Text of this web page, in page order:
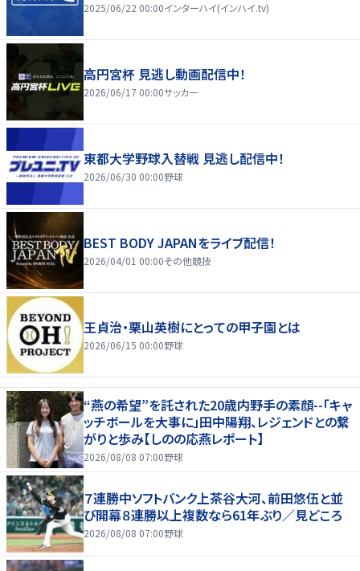
2025/06/22 00:00インターハイ(インハイ.tv)
高円宮杯 見逃し動画配信中！
2026/06/17 00:00サッカー
東都大学野球入替戦 見逃し配信中！
2026/06/30 00:00野球
BEST BODY JAPANをライブ配信！
2026/04/01 00:00その他競技
王貞治・栗山英樹にとっての甲子園とは
2026/06/15 00:00野球
“燕の希望”を託された20歳内野手の素顔--「キャ
ッチボールを大事に」田中陽翔、レジェンドとの繋
がりと歩み【しのの応燕レポート】
2026/08/08 07:00野球
７連勝中ソフトバンク上茶谷大河、前田悠伍と並
び開幕８連勝以上複数なら61年ぶり／見どころ
2026/08/08 07:00野球